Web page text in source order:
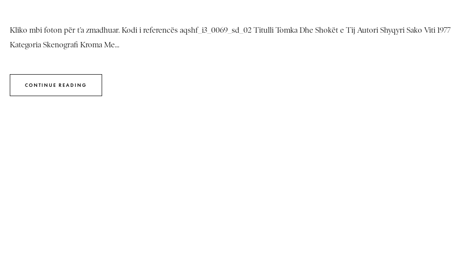
Kliko mbi foton për t’a zmadhuar. Kodi i referencës aqshf_i3_0069_sd_02 Titulli Tomka Dhe Shokët e Tij Autori Shyqyri Sako Viti 1977
Kategoria Skenografi Kroma Me...
CONTINUE READING